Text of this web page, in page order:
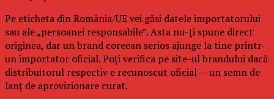
Pe eticheta din România/UE vei găsi datele importatorului
sau ale „persoanei responsabile”. Asta nu-ți spune direct
originea, dar un brand coreean serios ajunge la tine printr-
un importator oficial. Poți verifica pe site-ul brandului dacă
distribuitorul respectiv e recunoscut oficial — un semn de
lanț de aprovizionare curat.